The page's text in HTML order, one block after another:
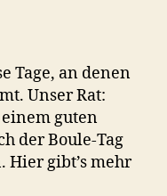
Tage, an denen
Unser Rat:
guten
der Boule-Tag
Hier gibt’s mehr